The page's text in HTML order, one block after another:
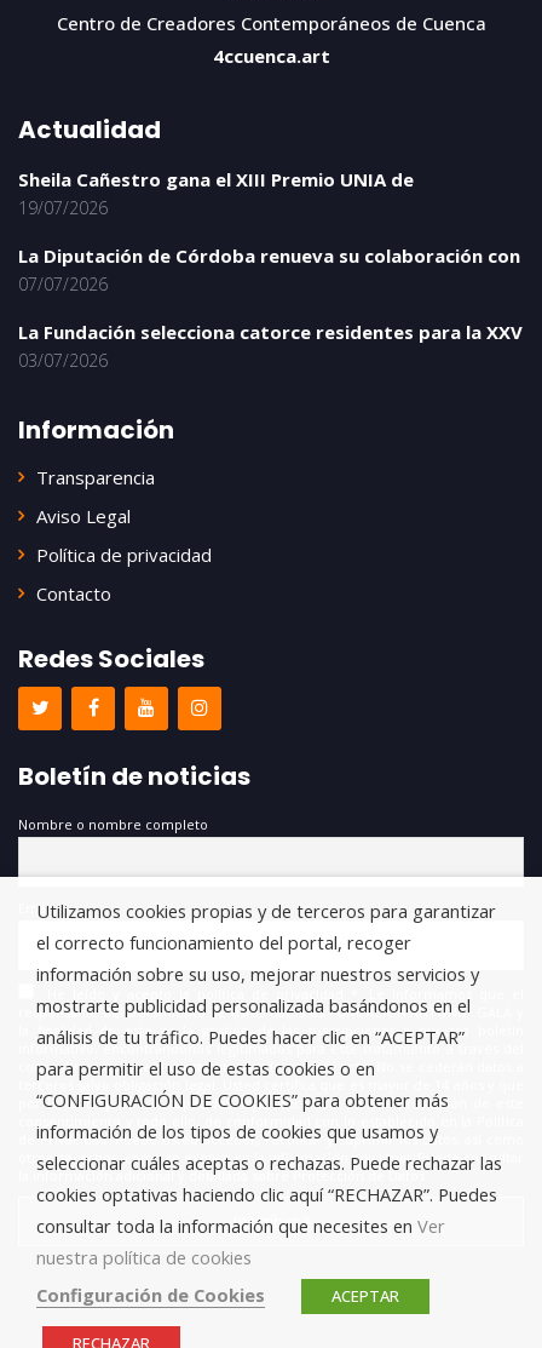
Centro de Creadores Contemporáneos de Cuenca
4ccuenca.art
Actualidad
Sheila Cañestro gana el XIII Premio UNIA de
19/07/2026
La Diputación de Córdoba renueva su colaboración con
07/07/2026
La Fundación selecciona catorce residentes para la XXV
03/07/2026
Información
Transparencia
Aviso Legal
Política de privacidad
Contacto
Redes Sociales
Boletín de noticias
Nombre o nombre completo
Email
responsable del tratamiento de estos datos es FUNDACIÓN ANTONIO GALA y
la finalidad de este es la gestión de las suscripciones a nuestro boletín
informativo, encontrándonos legitimados para este tratamiento a través del
consentimiento que nos está otorgando en este acto. No se cederán datos a
terceros salvo obligación legal. Usted certifica que es mayor de 14 años y que
por lo tanto posee la capacidad legal necesaria para la prestación de este
de Privacidad. Puede usted acceder, rectificar y suprimir los datos, así como
otros derechos, como se explica en la información adicional. Puede consultar
la información adicional y detallada sobre Protección de Datos.
Utilizamos cookies propias y de terceros para garantizar
el correcto funcionamiento del portal, recoger
información sobre su uso, mejorar nuestros servicios y
mostrarte publicidad personalizada basándonos en el
análisis de tu tráfico. Puedes hacer clic en “ACEPTAR”
para permitir el uso de estas cookies o en
“CONFIGURACIÓN DE COOKIES” para obtener más
información de los tipos de cookies que usamos y
seleccionar cuáles aceptas o rechazas. Puede rechazar las
cookies optativas haciendo clic aquí “RECHAZAR”. Puedes
consultar toda la información que necesites en Ver
nuestra política de cookies
Configuración de Cookies
ACEPTAR
RECHAZAR